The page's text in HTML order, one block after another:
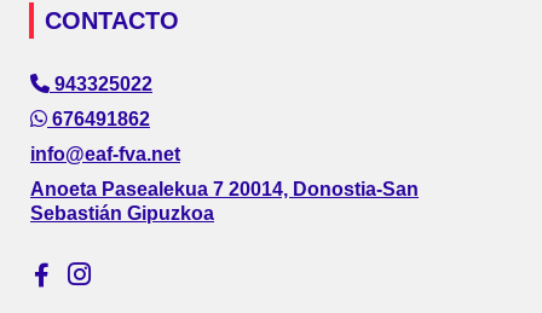
CONTACTO
943325022
676491862
info@eaf-fva.net
Anoeta Pasealekua 7 20014, Donostia-San
Sebastián Gipuzkoa